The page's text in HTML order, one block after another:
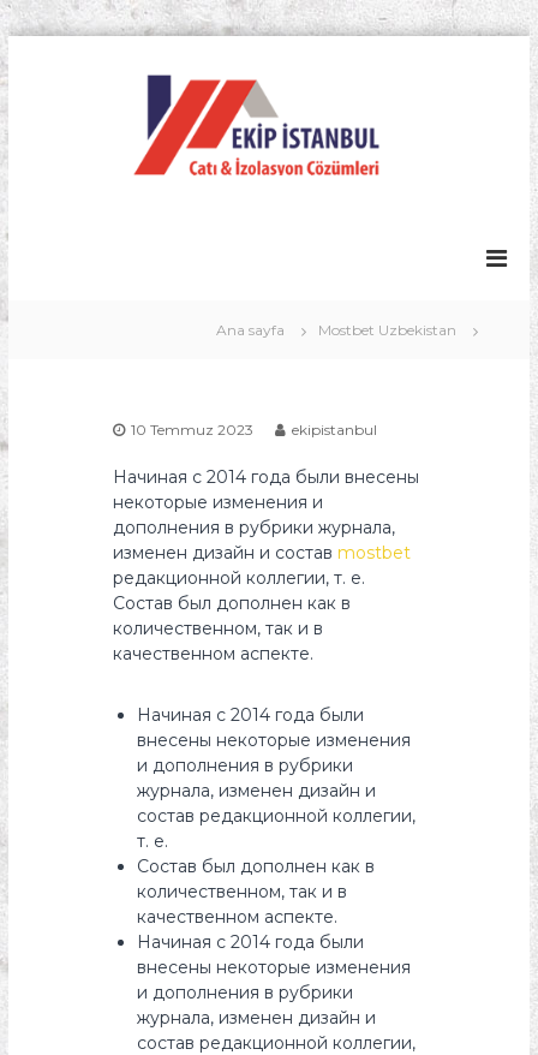
İ
ç
r
i
e
t
Ana sayfa Mostbet Uzbekistan
10 Temmuz 2023 ekipistanbul
Начиная с 2014 года были внесены
некоторые изменения и
дополнения в рубрики журнала,
изменен дизайн и состав mostbet
редакционной коллегии, т. е.
Состав был дополнен как в
количественном, так и в
качественном аспекте.
Начиная с 2014 года были
внесены некоторые изменения
и дополнения в рубрики
журнала, изменен дизайн и
состав редакционной коллегии,
т. е.
Состав был дополнен как в
количественном, так и в
качественном аспекте.
Начиная с 2014 года были
внесены некоторые изменения
и дополнения в рубрики
журнала, изменен дизайн и
состав редакционной коллегии,